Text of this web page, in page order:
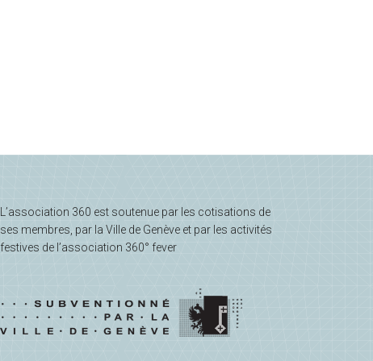
L’association 360 est soutenue par les cotisations de
ses membres, par la Ville de Genève et par les activités
festives de l’association 360° fever